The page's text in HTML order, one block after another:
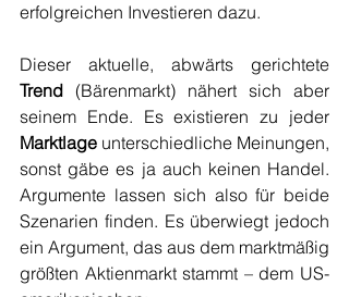
erfolgreichen Investieren dazu.
Trend (Bärenmarkt) nähert sich aber
Marktlage unterschiedliche Meinungen,
sonst gäbe es ja auch keinen Handel.
Argumente lassen sich also für beide
Szenarien finden. Es überwiegt jedoch
ein Argument, das aus dem marktmäßig
größten Aktienmarkt stammt – dem US-